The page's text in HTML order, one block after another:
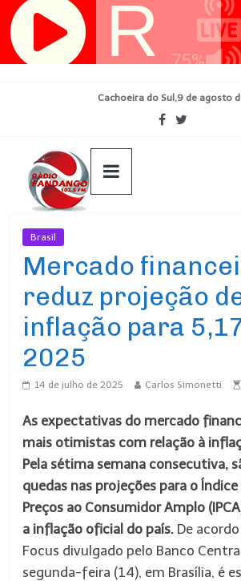
Pular
para
Cachoeira do Sul,9 de agosto
Brasil
Mercado
reduz projeção
inflação para
2025
14 de julho de 2025 Carlos Simonetti
As expectativas do mercado
mais otimistas com relação à
Pela sétima semana consecutiva,
quedas nas projeções para o
Preços ao Consumidor Amplo
a inflação oficial do país. De
Focus divulgado pelo Banco
segunda-feira (14), em Brasília, é